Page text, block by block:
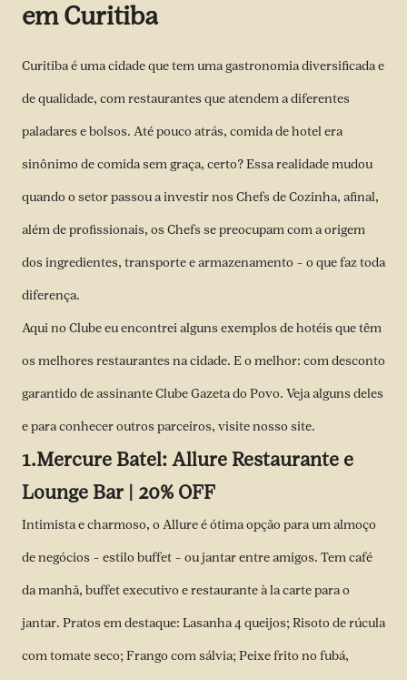
em Curitiba
Curitiba é uma cidade que tem uma gastronomia diversificada e
de qualidade, com restaurantes que atendem a diferentes
paladares e bolsos. Até pouco atrás, comida de hotel era
sinônimo de comida sem graça, certo? Essa realidade mudou
quando o setor passou a investir nos Chefs de Cozinha, afinal,
além de profissionais, os Chefs se preocupam com a origem
dos ingredientes, transporte e armazenamento – o que faz toda
diferença.
Aqui no Clube eu encontrei alguns exemplos de hotéis que têm
os melhores restaurantes na cidade. E o melhor: com desconto
garantido de assinante Clube Gazeta do Povo. Veja alguns deles
e para conhecer outros parceiros, visite nosso site.
1.Mercure Batel: Allure Restaurante e
Lounge Bar | 20% OFF
Intimista e charmoso, o Allure é ótima opção para um almoço
de negócios – estilo buffet – ou jantar entre amigos. Tem café
da manhã, buffet executivo e restaurante à la carte para o
jantar. Pratos em destaque: Lasanha 4 queijos; Risoto de rúcula
com tomate seco; Frango com sálvia; Peixe frito no fubá,